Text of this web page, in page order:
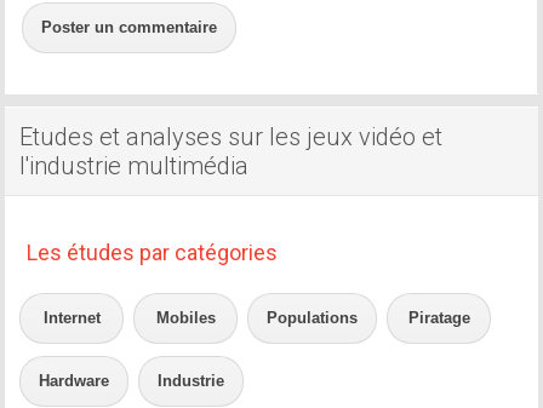
Poster un commentaire
Etudes et analyses sur les jeux vidéo et
l'industrie multimédia
Les études par catégories
Internet Mobiles Populations Piratage
Hardware Industrie